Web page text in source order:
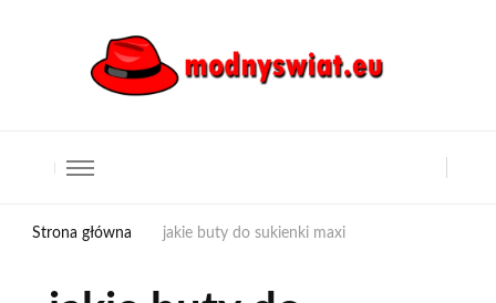
Strona główna jakie buty do sukienki maxi